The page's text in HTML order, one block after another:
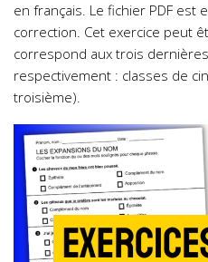
en français. Le fichier PDF est
correction. Cet exercice peut
correspond aux trois
respectivement : classes de
troisième).